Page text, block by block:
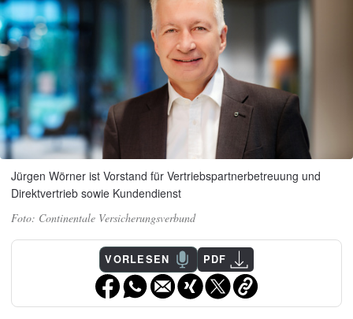
Jürgen Wörner ist Vorstand für Vertriebspartnerbetreuung und
Direktvertrieb sowie Kundendienst
Continentale Versicherungsverbund
VORLESEN PDF